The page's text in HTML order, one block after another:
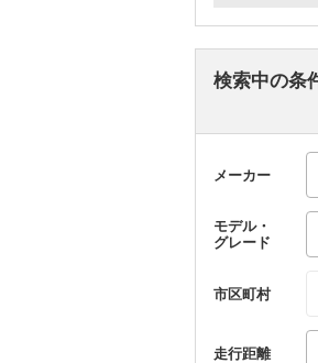
検索中の条
メーカー
モデル・
グレード
市区町村
走行距離